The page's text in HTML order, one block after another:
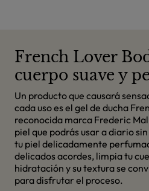
French Lover
cuerpo suave y
Un producto que causará
cada uso es el gel de ducha
reconocida marca Frederic
piel que podrás usar a diario
tu piel delicadamente
delicados acordes, limpia tu
hidratación y su textura se
para disfrutar el proceso.